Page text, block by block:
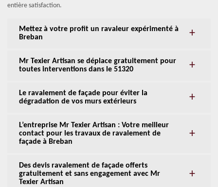
entière satisfaction.
Mettez à votre profit un ravaleur expérimenté à
Breban
Mr Texier Artisan se déplace gratuitement pour
toutes interventions dans le 51320
Le ravalement de façade pour éviter la
dégradation de vos murs extérieurs
L’entreprise Mr Texier Artisan : Votre meilleur
contact pour les travaux de ravalement de
façade à Breban
Des devis ravalement de façade offerts
gratuitement et sans engagement avec Mr
Texier Artisan